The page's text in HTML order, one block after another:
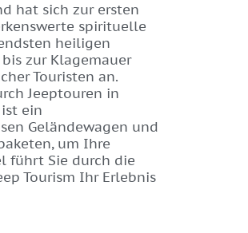
hat sich zur ersten
spirituelle
heiligen
zur Klagemauer
Touristen an.
Jeeptouren in
ein
Geländewagen und
um Ihre
führt Sie durch die
Tourism Ihr Erlebnis